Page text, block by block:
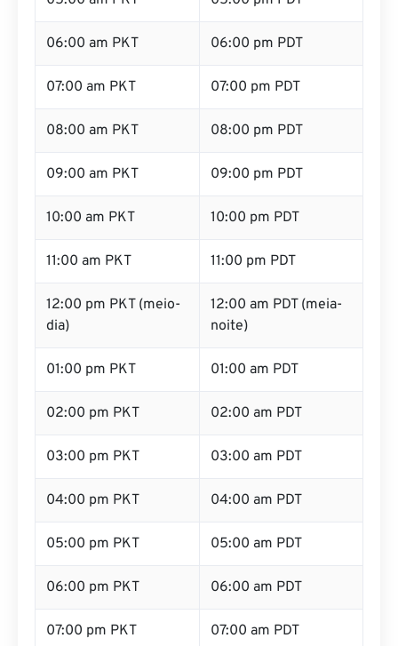
06:00 am PKT 06:00 pm PDT
07:00 am PKT 07:00 pm PDT
08:00 am PKT 08:00 pm PDT
09:00 am PKT 09:00 pm PDT
10:00 am PKT 10:00 pm PDT
11:00 am PKT 11:00 pm PDT
12:00 pm PKT (meio-
dia)
12:00 am PDT (meia-
noite)
01:00 pm PKT 01:00 am PDT
02:00 pm PKT 02:00 am PDT
03:00 pm PKT 03:00 am PDT
04:00 pm PKT 04:00 am PDT
05:00 pm PKT 05:00 am PDT
06:00 pm PKT 06:00 am PDT
07:00 pm PKT 07:00 am PDT